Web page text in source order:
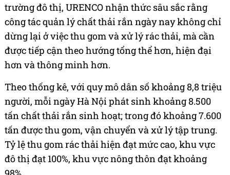
trường đô thị, URENCO nhận thức sâu sắc rằng
công tác quản lý chất thải rắn ngày nay không chỉ
dừng lại ở việc thu gom và xử lý rác thải, mà cần
được tiếp cận theo hướng tổng thể hơn, hiện đại
hơn và thông minh hơn.
Theo thống kê, với quy mô dân số khoảng 8,8 triệu
người, mỗi ngày Hà Nội phát sinh khoảng 8.500
tấn chất thải rắn sinh hoạt; trong đó khoảng 7.600
tấn được thu gom, vận chuyển và xử lý tập trung.
Tỷ lệ thu gom rác thải hiện đạt mức cao, khu vực
đô thị đạt 100%, khu vực nông thôn đạt khoảng